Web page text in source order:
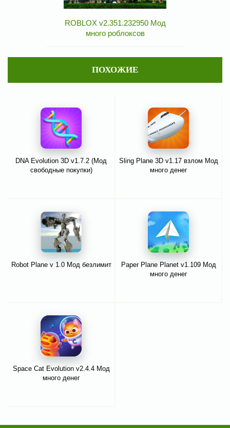
ROBLOX v2.351.232950 Мод
много роблоксов
ПОХОЖИЕ
DNA Evolution 3D v1.7.2 (Мод
свободные покупки)
Sling Plane 3D v1.17 взлом Мод
много денег
Robot Plane v 1.0 Мод безлимит
Paper Plane Planet v1.109 Мод
много денег
Space Cat Evolution v2.4.4 Мод
много денег